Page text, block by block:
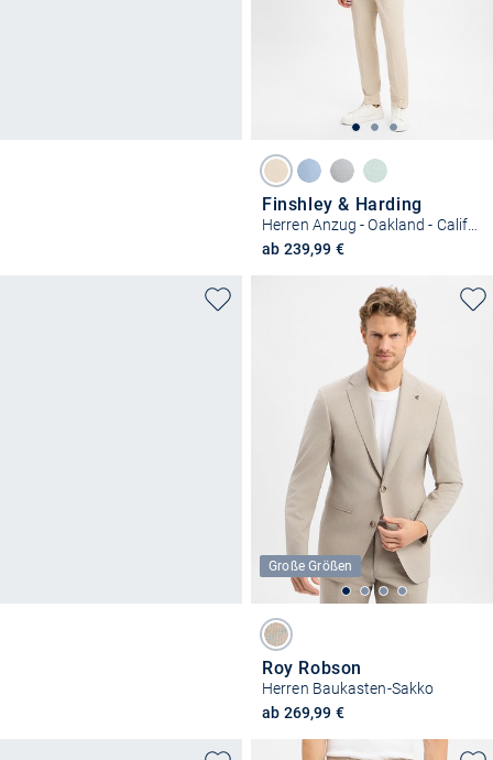
Finshley & Harding
ab 239,99 €
Große Größen
Roy Robson
Herren Baukasten-Sakko
ab 269,99 €